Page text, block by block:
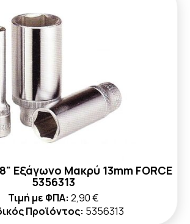
Εξάγωνο Μακρύ 13mm FORCE
5356313
Τιμή με ΦΠΑ: 2,90 €
Προϊόντος: 5356313